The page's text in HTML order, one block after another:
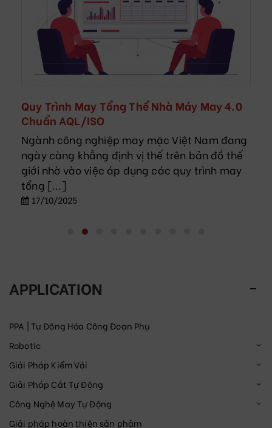
Quy Trình May Tổng Thể Nhà Máy May 4.0
Chuẩn AQL/ISO
Ngành công nghiệp may mặc Việt Nam đang
ngày càng khẳng định vị thế trên bản đồ thế
giới nhờ vào việc áp dụng các quy trình may
tổng [...]
17/10/2025
APPLICATION
PPA | Tự Động Hóa Công Đoạn Phụ
Robotic
Giải Pháp Kiểm Vải
Giải Pháp Cắt Tự Động
Công Nghệ May Tự Động
Giải pháp hoàn thiện sản phảm